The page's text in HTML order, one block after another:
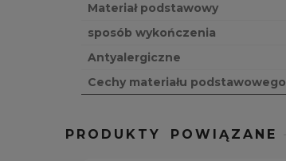
Materiał podstawowy
sposób wykończenia
Antyalergiczne
Cechy materiału podstawowego
PRODUKTY POWIĄZANE